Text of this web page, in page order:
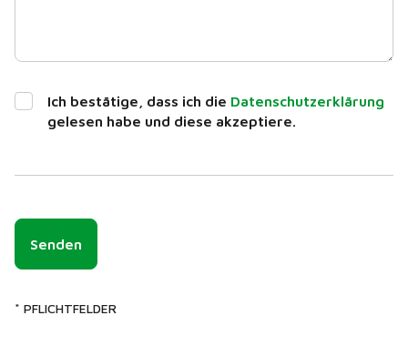
Ich bestätige, dass ich die Datenschutzerklärung
gelesen habe und diese akzeptiere.
Senden
* PFLICHTFELDER